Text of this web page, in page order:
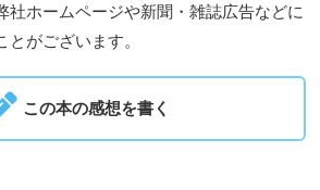
社ホームページや新聞・雑誌広告などに
がございます。
この本の感想を書く